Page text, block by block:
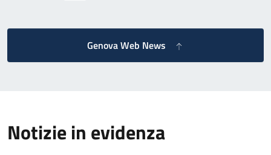
Genova Web News
Notizie in evidenza